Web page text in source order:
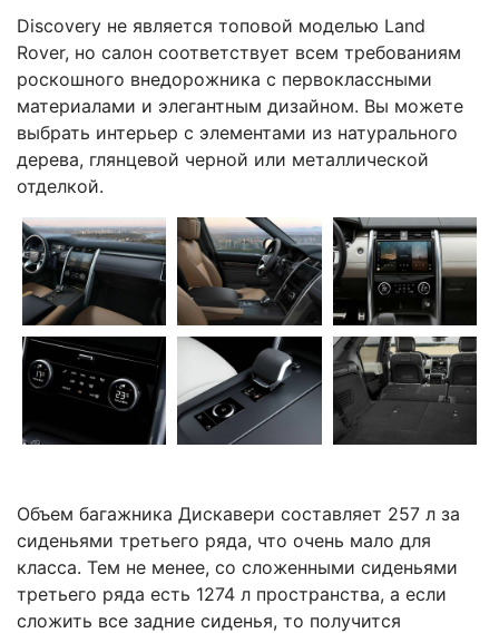
Discovery не является топовой моделью Land
Rover, но салон соответствует всем требованиям
роскошного внедорожника с первоклассными
материалами и элегантным дизайном. Вы можете
выбрать интерьер с элементами из натурального
дерева, глянцевой черной или металлической
отделкой.
Объем багажника Дискавери составляет 257 л за
сиденьями третьего ряда, что очень мало для
класса. Тем не менее, со сложенными сиденьями
третьего ряда есть 1274 л пространства, а если
сложить все задние сиденья, то получится